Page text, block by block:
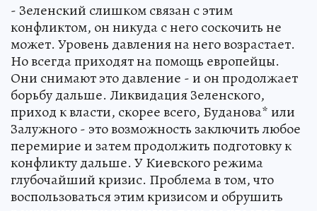
- Зеленский слишком связан с этим
конфликтом, он никуда с него соскочить не
может. Уровень давления на него возрастает.
Но всегда приходят на помощь европейцы.
Они снимают это давление - и он продолжает
борьбу дальше. Ликвидация Зеленского,
приход к власти, скорее всего, Буданова* или
Залужного - это возможность заключить любое
перемирие и затем продолжить подготовку к
конфликту дальше. У Киевского режима
глубочайший кризис. Проблема в том, что
воспользоваться этим кризисом и обрушить